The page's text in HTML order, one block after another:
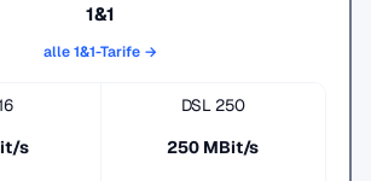
1&1
alle 1&1-Tarife →
s
DSL 250
250 MBit/s